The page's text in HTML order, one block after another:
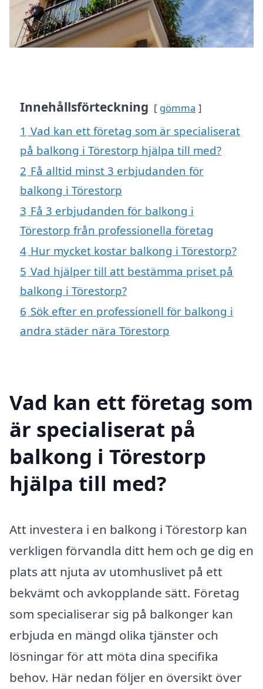
Innehållsförteckning gömma
1 Vad kan ett företag som är specialiserat
på balkong i Törestorp hjälpa till med?
2 Få alltid minst 3 erbjudanden för
balkong i Törestorp
3 Få 3 erbjudanden för balkong i
Törestorp från professionella företag
4 Hur mycket kostar balkong i Törestorp?
5 Vad hjälper till att bestämma priset på
balkong i Törestorp?
6 Sök efter en professionell för balkong i
andra städer nära Törestorp
Vad kan ett företag som
är specialiserat på
balkong i Törestorp
hjälpa till med?
Att investera i en balkong i Törestorp kan
verkligen förvandla ditt hem och ge dig en
plats att njuta av utomhuslivet på ett
bekvämt och avkopplande sätt. Företag
som specialiserar sig på balkonger kan
erbjuda en mängd olika tjänster och
lösningar för att möta dina specifika
behov. Här nedan följer en översikt över